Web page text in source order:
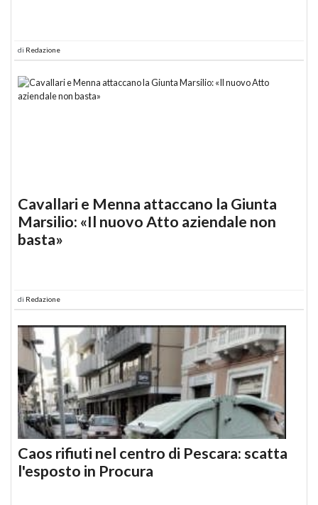
di Redazione
Cavallari e Menna attaccano la Giunta
Marsilio: «Il nuovo Atto aziendale non
basta»
di Redazione
Caos rifiuti nel centro di Pescara: scatta
l'esposto in Procura